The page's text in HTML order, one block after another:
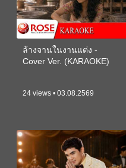
ล้างจานในงานแต่ง -
Cover Ver. (KARAOKE)
24 views • 03.08.2569